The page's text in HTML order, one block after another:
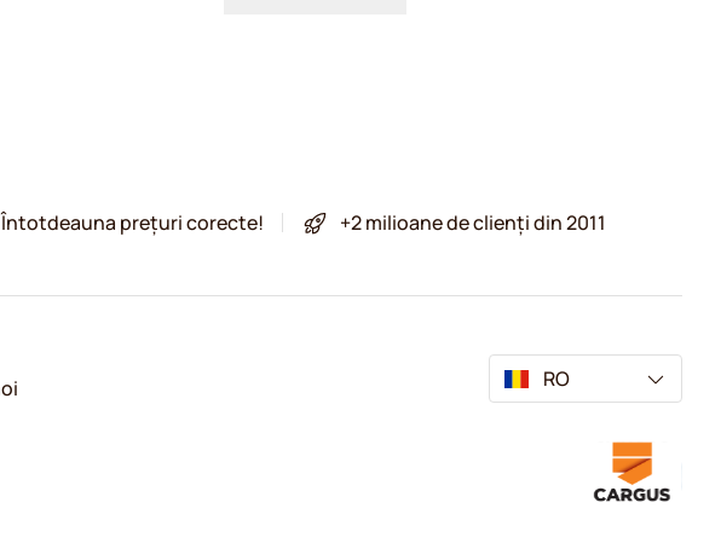
prețuri corecte! +2 milioane de clienți din 2011
RO